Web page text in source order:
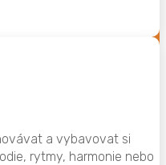
a vybavovat si
rytmy, harmonie nebo